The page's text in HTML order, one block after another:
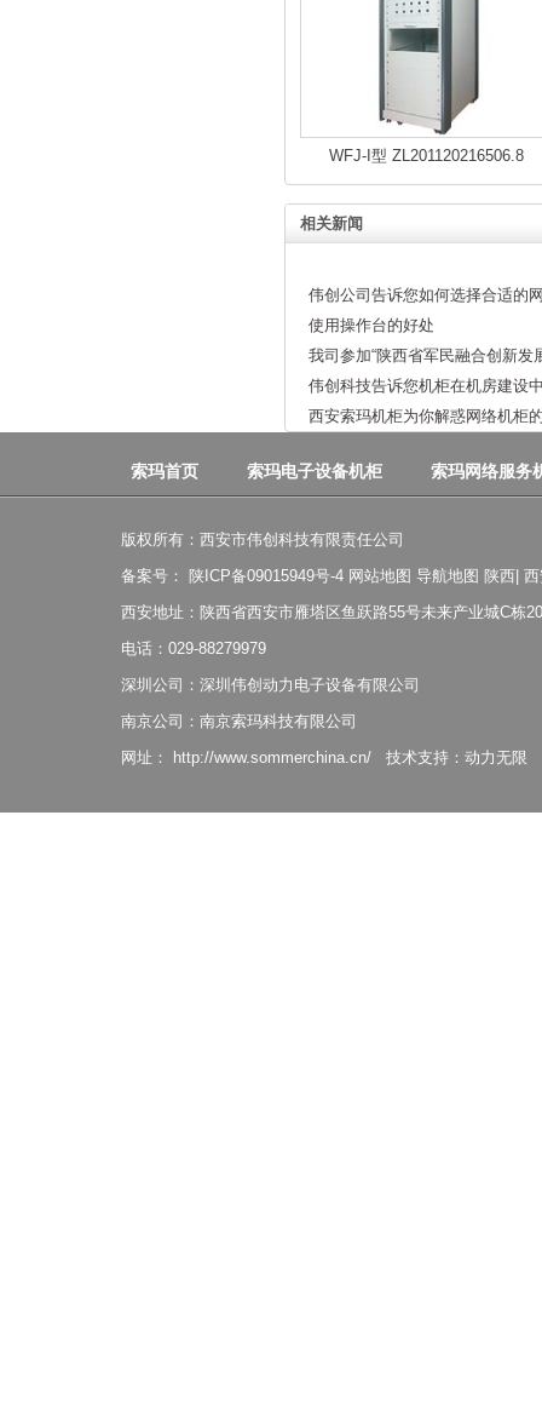
WFJ-I型 ZL201120216506.8
相关新闻
伟创公司告诉您如何选择合适的
使用操作台的好处
我司参加“陕西省军民融合创新发
伟创科技告诉您机柜在机房建设
西安索玛机柜为你解惑网络机柜
索玛首页 索玛电子设备机柜 索玛网络服务
版权所有：西安市伟创科技有限责任公司
备案号：
陕ICP备09015949号-4 网站地图 导航地图 陕西
西安地址：陕西省西安市雁塔区鱼跃路55号未来产业城C栋
电话：029-88279979
深圳公司：深圳伟创动力电子设备有限公司
南京公司：南京索玛科技有限公司
网址：
http://www.sommerchina.cn/ 技术支持： 动力无限